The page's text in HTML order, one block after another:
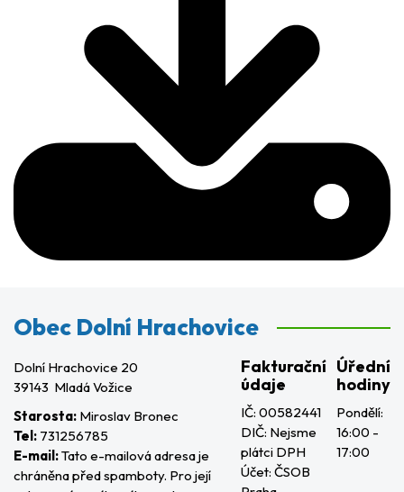
Obec Dolní Hrachovice
Dolní Hrachovice 20
39143 Mladá Vožice
Starosta: Miroslav Bronec
Tel: 731256785
E-mail:Tato e-mailová adresa je
chráněna před spamboty. Pro její
Fakturační
údaje
IČ: 00582441
DIČ: Nejsme
plátci DPH
Účet: ČSOB
Úřední
hodiny
Pondělí:
16:00 -
17:00